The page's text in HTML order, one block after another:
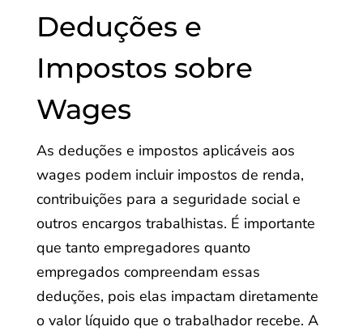
Deduções e
Impostos sobre
Wages
As deduções e impostos aplicáveis aos
wages podem incluir impostos de renda,
contribuições para a seguridade social e
outros encargos trabalhistas. É importante
que tanto empregadores quanto
empregados compreendam essas
deduções, pois elas impactam diretamente
o valor líquido que o trabalhador recebe. A